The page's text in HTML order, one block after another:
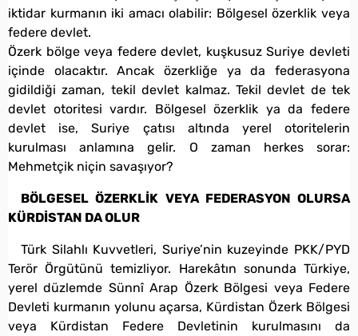
iktidar kurmanın iki amacı olabilir: Bölgesel özerklik veya
federe devlet.
Özerk bölge veya federe devlet, kuşkusuz Suriye devleti
içinde olacaktır. Ancak özerkliğe ya da federasyona
gidildiği zaman, tekil devlet kalmaz. Tekil devlet de tek
devlet otoritesi vardır. Bölgesel özerklik ya da federe
devlet ise, Suriye çatısı altında yerel otoritelerin
kurulması anlamına gelir. O zaman herkes sorar:
Mehmetçik niçin savaşıyor?
BÖLGESEL ÖZERKLİK VEYA FEDERASYON OLURSA
KÜRDİSTAN DA OLUR
Türk Silahlı Kuvvetleri, Suriye’nin kuzeyinde PKK/PYD
Terör Örgütünü temizliyor. Harekâtın sonunda Türkiye,
yerel düzlemde Sünnî Arap Özerk Bölgesi veya Federe
Devleti kurmanın yolunu açarsa, Kürdistan Özerk Bölgesi
veya Kürdistan Federe Devletinin kurulmasını da